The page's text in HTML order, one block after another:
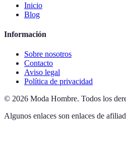
Inicio
Blog
Información
Sobre nosotros
Contacto
Aviso legal
Política de privacidad
© 2026 Moda Hombre. Todos los
Algunos enlaces son enlaces de